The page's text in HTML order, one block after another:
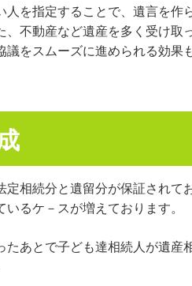
を指定することで、遺言を作
不動産など遺産を多く受け取
をスムーズに進められる効果
相続分と遺留分が保証されて
るケ－スが増えております。
あとで子ども達相続人が遺産